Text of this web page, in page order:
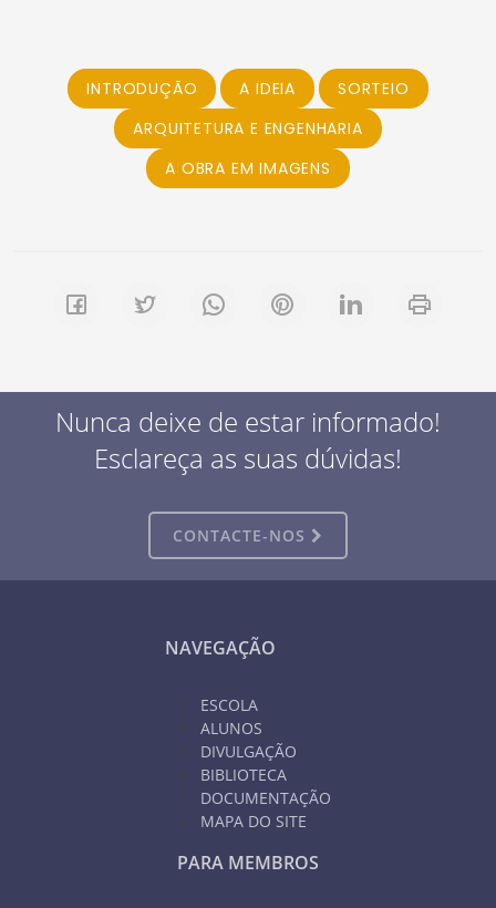
INTRODUÇÃO A IDEIA
SORTEIO
ARQUITETURA E ENGENHARIA
A OBRA EM IMAGENS
Nunca deixe de estar informado!
Esclareça as suas dúvidas!
CONTACTE-NOS
NAVEGAÇÃO
ESCOLA
ALUNOS
DIVULGAÇÃO
BIBLIOTECA
DOCUMENTAÇÃO
MAPA DO SITE
PARA MEMBROS